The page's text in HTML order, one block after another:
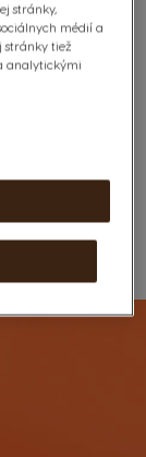
stránky,
médií a
stránky tiež
analytickými